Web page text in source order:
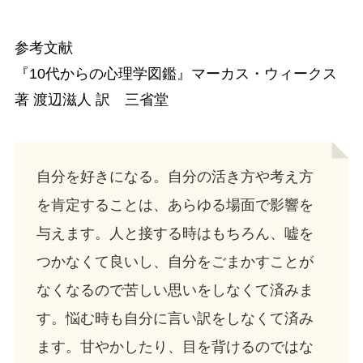
参考文献
『10代からの心理学図鑑』マーカス・ウィークス
著 渡辺滋人 訳 三省堂
自分を好きになる。自分の活き方や考え方
を肯定することは、あらゆる場面で影響を
与えます。人と接する時はもちろん、嘘を
つかなくて良いし、自分をごまかすことが
なくなるので苦しい思いをしなくて済みま
す。悩む時も自分に言い訳をしなくて済み
ます。甘やかしたり、目を背けるのではな